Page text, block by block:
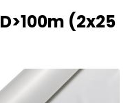
(2x25